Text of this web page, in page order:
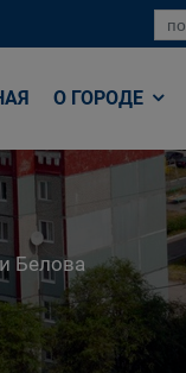
О ГОРОДЕ
Белова